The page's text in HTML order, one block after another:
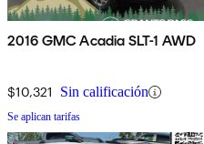
2016 GMC Acadia SLT-1 AWD
$10,321 Sin calificación
Se aplican tarifas